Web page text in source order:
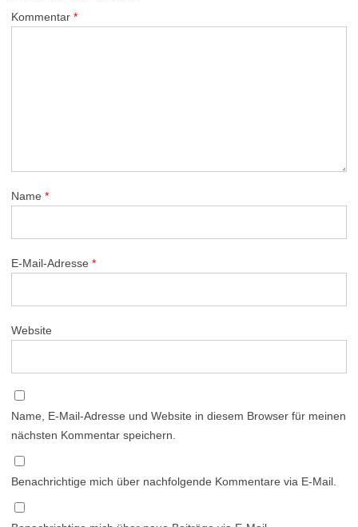
Kommentar *
Name *
E-Mail-Adresse *
Website
Name, E-Mail-Adresse und Website in diesem Browser für meinen
nächsten Kommentar speichern.
Benachrichtige mich über nachfolgende Kommentare via E-Mail.